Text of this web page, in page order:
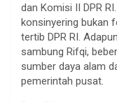
dan Komisi II DPR
konsinyering bukan
tertib DPR RI.
sambung Rifqi,
sumber daya alam
pemerintah pusat.